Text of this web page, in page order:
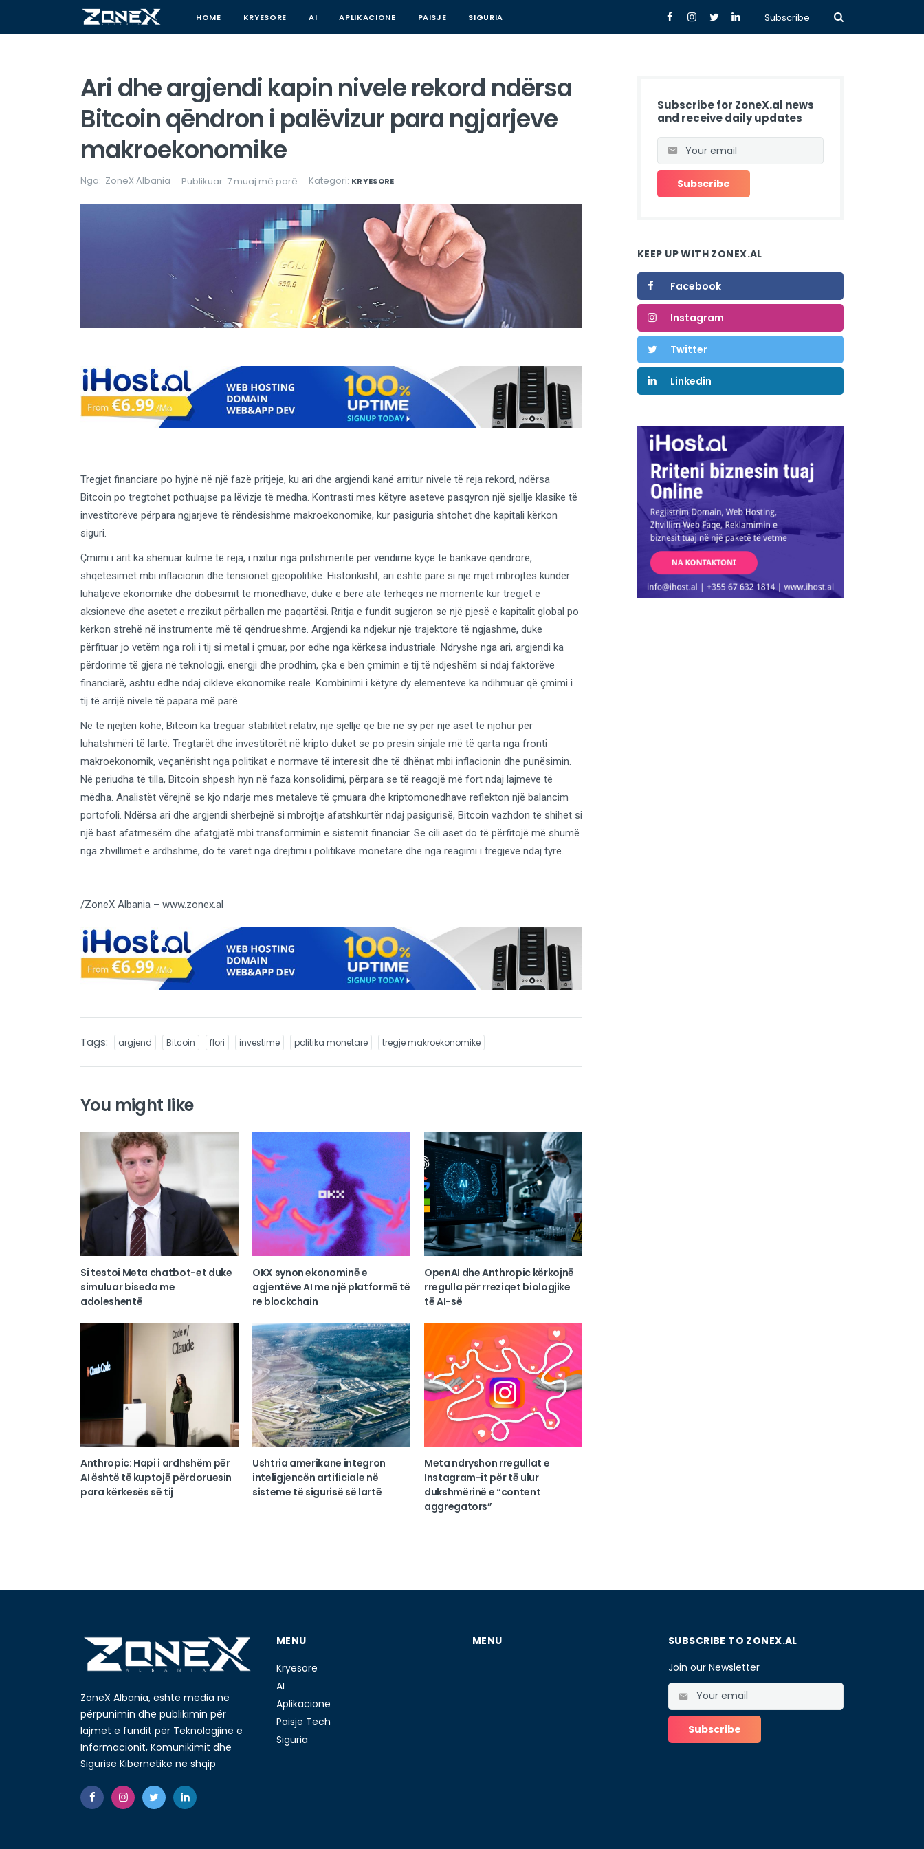
HOME KRYESORE AI APLIKACIONE PAISJE SIGURIA Subscribe
Ari dhe argjendi kapin nivele rekord ndërsa
Bitcoin qëndron i palëvizur para ngjarjeve
makroekonomike
Nga: ZoneX Albania Publikuar: 7 muaj më parë Kategori: KRYESORE
Tregjet financiare po hyjnë në një fazë pritjeje, ku ari dhe argjendi kanë arritur nivele të reja rekord, ndërsa
Bitcoin po tregtohet pothuajse pa lëvizje të mëdha. Kontrasti mes këtyre aseteve pasqyron një sjellje klasike të
investitorëve përpara ngjarjeve të rëndësishme makroekonomike, kur pasiguria shtohet dhe kapitali kërkon
siguri.
Çmimi i arit ka shënuar kulme të reja, i nxitur nga pritshmëritë për vendime kyçe të bankave qendrore,
shqetësimet mbi inflacionin dhe tensionet gjeopolitike. Historikisht, ari është parë si një mjet mbrojtës kundër
luhatjeve ekonomike dhe dobësimit të monedhave, duke e bërë atë tërheqës në momente kur tregjet e
aksioneve dhe asetet e rrezikut përballen me paqartësi. Rritja e fundit sugjeron se një pjesë e kapitalit global po
kërkon strehë në instrumente më të qëndrueshme. Argjendi ka ndjekur një trajektore të ngjashme, duke
përfituar jo vetëm nga roli i tij si metal i çmuar, por edhe nga kërkesa industriale. Ndryshe nga ari, argjendi ka
përdorime të gjera në teknologji, energji dhe prodhim, çka e bën çmimin e tij të ndjeshëm si ndaj faktorëve
financiarë, ashtu edhe ndaj cikleve ekonomike reale. Kombinimi i këtyre dy elementeve ka ndihmuar që çmimi i
tij të arrijë nivele të papara më parë.
Në të njëjtën kohë, Bitcoin ka treguar stabilitet relativ, një sjellje që bie në sy për një aset të njohur për
luhatshmëri të lartë. Tregtarët dhe investitorët në kripto duket se po presin sinjale më të qarta nga fronti
makroekonomik, veçanërisht nga politikat e normave të interesit dhe të dhënat mbi inflacionin dhe punësimin.
Në periudha të tilla, Bitcoin shpesh hyn në faza konsolidimi, përpara se të reagojë më fort ndaj lajmeve të
mëdha. Analistët vërejnë se kjo ndarje mes metaleve të çmuara dhe kriptomonedhave reflekton një balancim
portofoli. Ndërsa ari dhe argjendi shërbejnë si mbrojtje afatshkurtër ndaj pasigurisë, Bitcoin vazhdon të shihet si
një bast afatmesëm dhe afatgjatë mbi transformimin e sistemit financiar. Se cili aset do të përfitojë më shumë
nga zhvillimet e ardhshme, do të varet nga drejtimi i politikave monetare dhe nga reagimi i tregjeve ndaj tyre.
/ZoneX Albania – www.zonex.al
Tags: argjend Bitcoin flori investime politika monetare tregje makroekonomike
You might like
Si testoi Meta chatbot-et duke
simuluar biseda me
adoleshentë
OKX synon ekonominë e
agjentëve AI me një platformë të
re blockchain
OpenAI dhe Anthropic kërkojnë
rregulla për rreziqet biologjike
të AI-së
Anthropic: Hapi i ardhshëm për
AI është të kuptojë përdoruesin
para kërkesës së tij
Ushtria amerikane integron
inteligjencën artificiale në
sisteme të sigurisë së lartë
Meta ndryshon rregullat e
Instagram-it për të ulur
dukshmërinë e “content
aggregators”
Subscribe for ZoneX.al news
and receive daily updates
KEEP UP WITH ZONEX.AL
Facebook
Instagram
Twitter
Linkedin
ZoneX Albania, është media në
përpunimin dhe publikimin për
lajmet e fundit për Teknologjinë e
Informacionit, Komunikimit dhe
Sigurisë Kibernetike në shqip
MENU
Kryesore
AI
Aplikacione
Paisje Tech
Siguria
MENU
SUBSCRIBE TO ZONEX.AL
Join our Newsletter